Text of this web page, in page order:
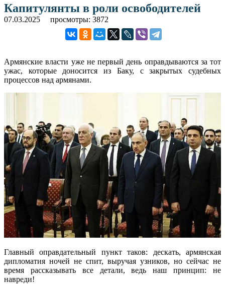
Капитулянты в роли освободителей
07.03.2025 просмотры: 3872
Армянские власти уже не первый день оправдываются за тот
ужас, которые доносится из Баку, с закрытых судебных
процессов над армянами.
Главный оправдательный пункт таков: дескать, армянская
дипломатия ночей не спит, выручая узников, но сейчас не
время рассказывать все детали, ведь наш принцип: не
навреди!